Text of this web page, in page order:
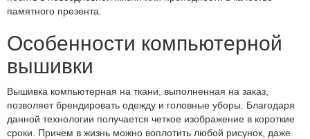
памятного презента.
Особенности компьютерной
вышивки
Вышивка компьютерная на ткани, выполненная на заказ,
позволяет брендировать одежду и головные уборы. Благодаря
данной технологии получается четкое изображение в короткие
сроки. Причем в жизнь можно воплотить любой рисунок, даже